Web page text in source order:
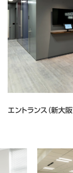
エントランス（新大阪